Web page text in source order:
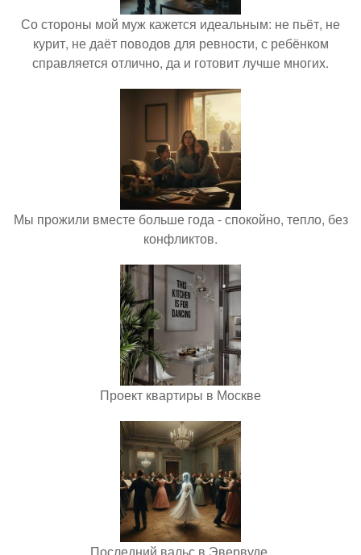
Со стороны мой муж кажется идеальным: не пьёт, не
курит, не даёт поводов для ревности, с ребёнком
справляется отлично, да и готовит лучше многих.
Мы прожили вместе больше года - спокойно, тепло, без
конфликтов.
Проект квартиры в Москве